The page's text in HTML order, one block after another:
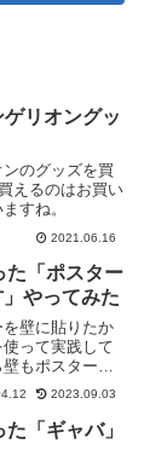
リオングッ
のグッズを買
えるのはお買い
すね。
2021.06.16
た「ポスター
やってみた
壁に貼りたか
って実践して
もポスターも
はゴミ袋、マ
プ、クリップ
2023.09.03
「ギャバ」